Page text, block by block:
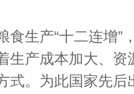
食生产“十二连增
生产成本加大、资
式。为此国家先